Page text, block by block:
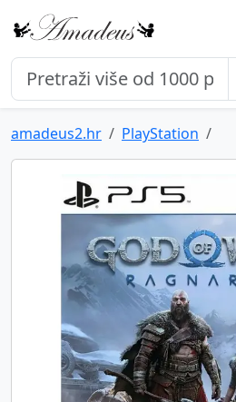
amadeus2.hr PlayStation